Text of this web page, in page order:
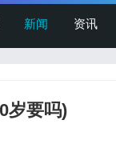
新闻 资讯
岁要吗)